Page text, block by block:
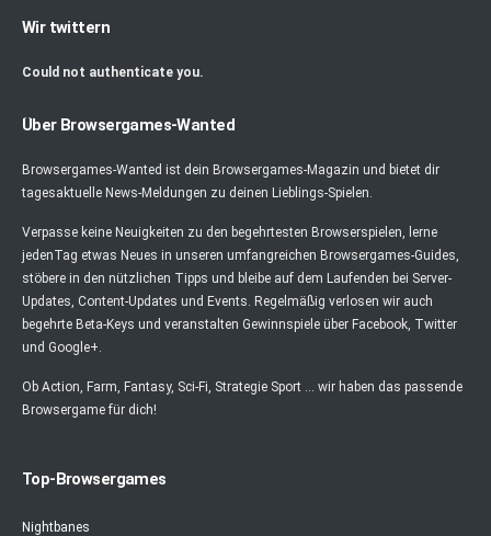
Wir twittern
Could not authenticate you.
Über Browsergames-Wanted
Browsergames-Wanted ist dein Browsergames-Magazin und bietet dir
tagesaktuelle News-Meldungen zu deinen Lieblings-Spielen.
Verpasse keine Neuigkeiten zu den begehrtesten Browserspielen, lerne
jedenTag etwas Neues in unseren umfangreichen Browsergames-Guides,
stöbere in den nützlichen Tipps und bleibe auf dem Laufenden bei Server-
Updates, Content-Updates und Events. Regelmäßig verlosen wir auch
begehrte Beta-Keys und veranstalten Gewinnspiele über Facebook, Twitter
und Google+.
Ob Action, Farm, Fantasy, Sci-Fi, Strategie Sport ... wir haben das passende
Browsergame für dich!
Top-Browsergames
Nightbanes